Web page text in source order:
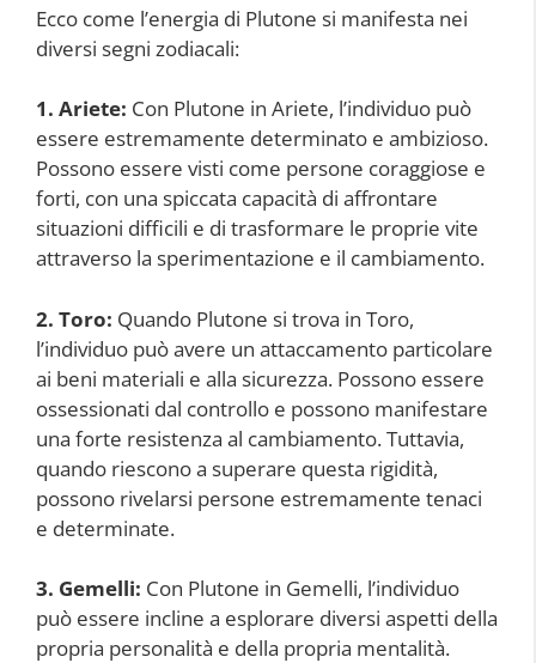
Ecco come l’energia di Plutone si manifesta nei
diversi segni zodiacali:
1. Ariete: Con Plutone in Ariete, l’individuo può
essere estremamente determinato e ambizioso.
Possono essere visti come persone coraggiose e
forti, con una spiccata capacità di affrontare
situazioni difficili e di trasformare le proprie vite
attraverso la sperimentazione e il cambiamento.
2. Toro: Quando Plutone si trova in Toro,
l’individuo può avere un attaccamento particolare
ai beni materiali e alla sicurezza. Possono essere
ossessionati dal controllo e possono manifestare
una forte resistenza al cambiamento. Tuttavia,
quando riescono a superare questa rigidità,
possono rivelarsi persone estremamente tenaci
e determinate.
3. Gemelli: Con Plutone in Gemelli, l’individuo
può essere incline a esplorare diversi aspetti della
propria personalità e della propria mentalità.